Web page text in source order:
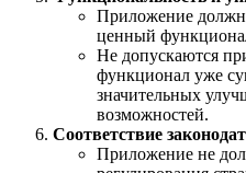
Приложение
ценный
Не допускаются
функционал уже
значительных
возможностей.
Соответствие
Приложение не